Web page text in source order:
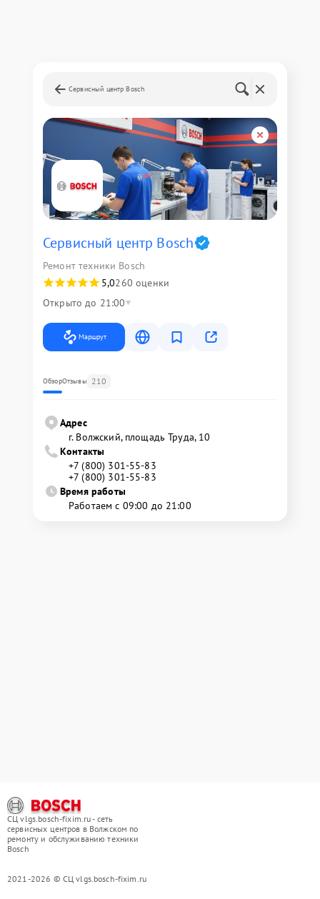
Сервисный центр Bosch
Сервисный центр Bosch
Ремонт техники Bosch
5,0260 оценки
Открыто до 21:00
Маршрут
ОбзорОтзывы 210
Адрес
г. Волжский, площадь Труда, 10
Контакты
+7 (800) 301-55-83
+7 (800) 301-55-83
Время работы
Работаем с 09:00 до 21:00
СЦ vlgs.bosch-fixim.ru - сеть
сервисных центров в Волжском по
ремонту и обслуживанию техники
Bosch
2021-2026 © СЦ vlgs.bosch-fixim.ru